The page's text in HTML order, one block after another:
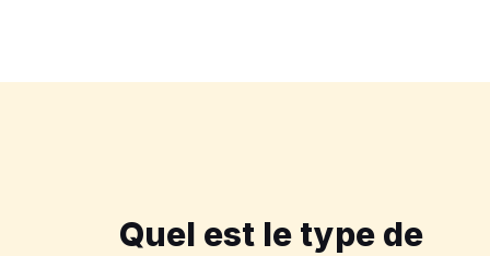
Quel est le type de